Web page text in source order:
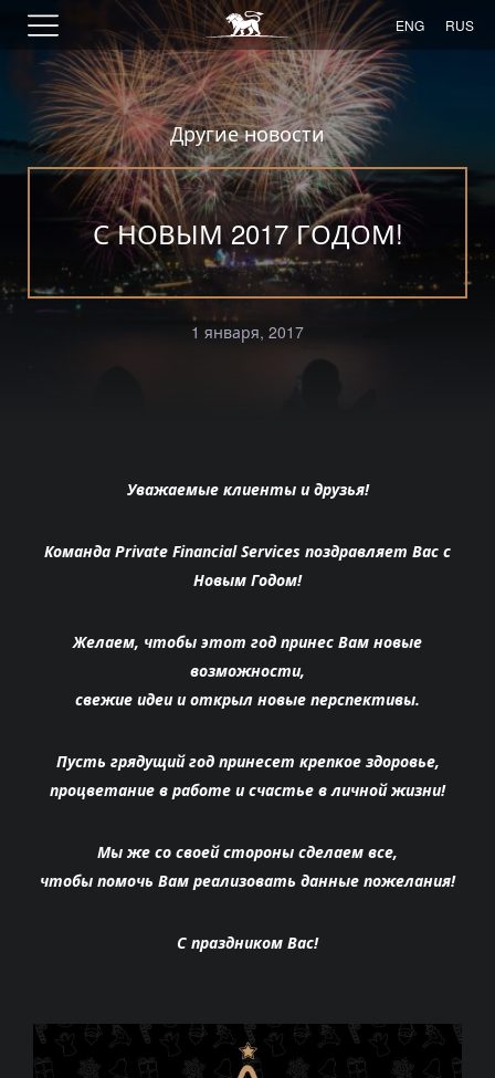
ENG RUS
Другие новости
С НОВЫМ 2017 ГОДОМ!
1 января, 2017
Уважаемые клиенты и друзья!
Команда Private Financial Services поздравляет Вас с
Новым Годом!
Желаем, чтобы этот год принес Вам новые
возможности,
свежие идеи и открыл новые перспективы.
Пусть грядущий год принесет крепкое здоровье,
процветание в работе и счастье в личной жизни!
Мы же со своей стороны сделаем все,
чтобы помочь Вам реализовать данные пожелания!
С праздником Вас!